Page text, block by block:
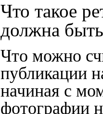
Что такое
должна
Что можно
публикации
начиная c
фотографии